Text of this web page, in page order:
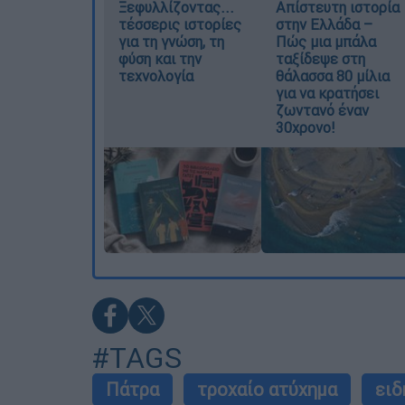
Ξεφυλλίζοντας...
τέσσερις ιστορίες
για τη γνώση, τη
φύση και την
τεχνολογία
Απίστευτη ιστορία
στην Ελλάδα –
Πώς μια μπάλα
ταξίδεψε στη
θάλασσα 80 μίλια
για να κρατήσει
ζωντανό έναν
30χρονο!
#TAGS
Πάτρα τροχαίο ατύχημα